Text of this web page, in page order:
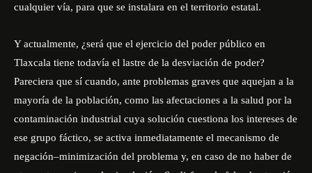
cualquier vía, para que se instalara en el territorio estatal.
Y actualmente, ¿será que el ejercicio del poder público en
Tlaxcala tiene todavía el lastre de la desviación de poder?
Pareciera que sí cuando, ante problemas graves que aquejan a la
mayoría de la población, como las afectaciones a la salud por la
contaminación industrial cuya solución cuestiona los intereses de
ese grupo fáctico, se activa inmediatamente el mecanismo de
negación–minimización del problema y, en caso de no haber de